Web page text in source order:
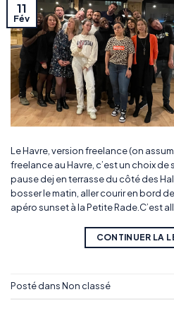
11
Fév
Le Havre, version freelance (on
freelance au Havre, c’est un choix de
pause dej en terrasse du côté des
bosser le matin, aller courir en bord
apéro sunset à la Petite Rade.C’est
CONTINUER LA
Posté dansNon classé